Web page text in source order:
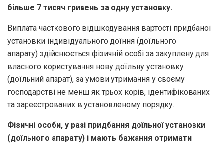
більше 7 тисяч гривень за одну установку.
Виплата часткового відшкодування вартості придбаної
установки індивідуального доїння (доїльного
апарату) здійснюється фізичній особі за закуплену для
власного користування нову доїльну установку
(доїльний апарат), за умови утримання у своєму
господарстві не менш як трьох корів, ідентифікованих
та зареєстрованих в установленому порядку.
Фізичні особи, у разі придбання доїльної установки
(доїльного апарату) і мають бажання отримати